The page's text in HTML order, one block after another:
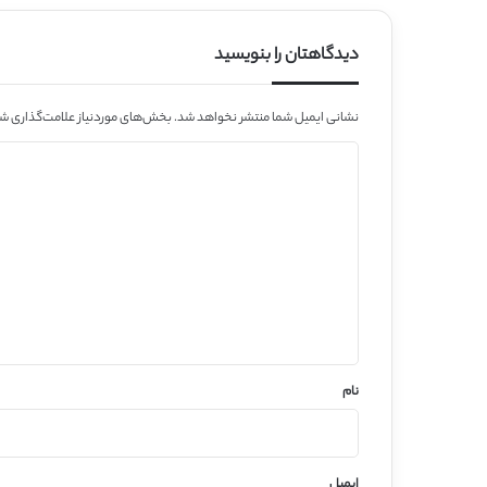
دیدگاهتان را بنویسید
نشانی ایمیل شما منتشر نخواهد شد.بخش‌های موردنیاز علامت‌گذاری
نام